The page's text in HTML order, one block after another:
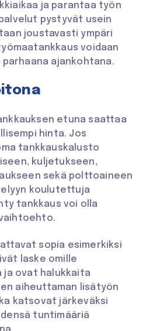
ja parantaa työn
pystyvät usein
joustavasti ympäri
voidaan
ajankohtana.
etuna saattaa
hinta. Jos
tankkauskalusto
kuljetukseen,
sekä polttoaineen
koulutettuja
tankkaus voi olla
sopia esimerkiksi
laske omille
ovat halukkaita
aiheuttaman lisätyön
katsovat järkeväksi
tuntimääriä